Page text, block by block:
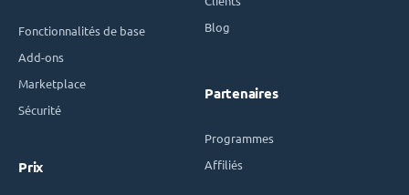
Fonctionnalités de base
Add-ons
Marketplace
Sécurité
Prix
Blog
Partenaires
Programmes
Affiliés